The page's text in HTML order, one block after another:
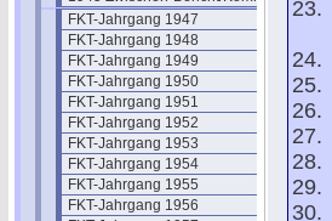
FKT-Jahrgang 1947
FKT-Jahrgang 1948
FKT-Jahrgang 1949
FKT-Jahrgang 1950
FKT-Jahrgang 1951
FKT-Jahrgang 1952
FKT-Jahrgang 1953
FKT-Jahrgang 1954
FKT-Jahrgang 1955
FKT-Jahrgang 1956